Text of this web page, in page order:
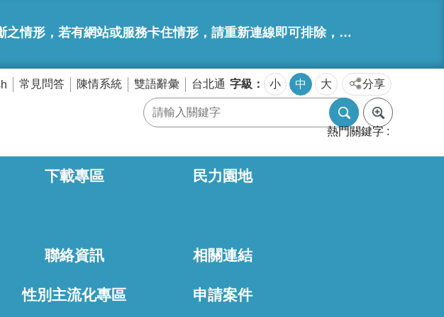
站或服務卡住情形，請重新連線即可排除，造成不便，敬請見諒。
常見問答 陳情系統 雙語辭彙 台北通 字級 小 中 大 分享
熱門關鍵字
下載專區 民力園地
聯絡資訊 相關連結
性別主流化專區 申請案件